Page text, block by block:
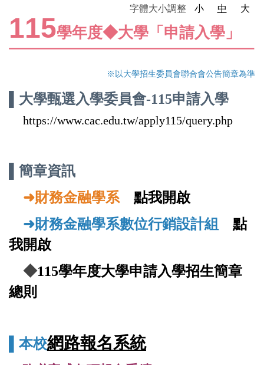
四技技優甄審&甄選入學
碩士班招生資訊
書面審查資料製作及面試技巧說明
系所媒體報導
系所線上影音介紹
字體大小調整 小 中 大
115學年度◆大學「申請入學」
※以大學招生委員會聯合會公告簡章為準
大學甄選入學委員會-115申請入學
https://www.cac.edu.tw/apply115/query.php
▌簡章資訊
➜財務金融學系 點我開啟
➜財務金融學系數位行銷設計組 點
我開啟
◆115學年度大學申請入學招生簡章
總則
▌本校網路報名系統